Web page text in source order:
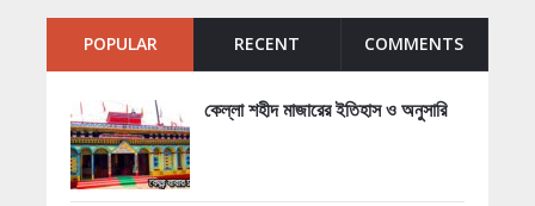
POPULAR RECENT COMMENTS
কেল্লা শহীদ মাজারের ইতিহাস ও অনুসারি